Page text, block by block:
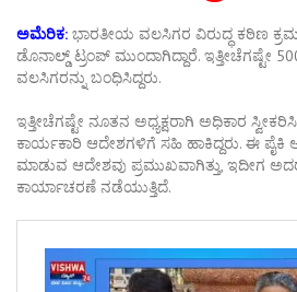
ಅಮೆರಿಕ: ಭಾರತೀಯ ವಲಸಿಗರ ವಿರುದ್ಧ ಕಠಿಣ
ಡೊನಾಲ್ಡ್​ ಟ್ರಂಪ್ ಮುಂದಾಗಿದ್ದಾರೆ. ಇತ್ತೀಚೆಗಷ್ಟೇ
ವಲಸಿಗರನ್ನು ಬಂಧಿಸಿದ್ದರು.
ಇತ್ತೀಚೆಗಷ್ಟೇ ನೂತನ ಅಧ್ಯಕ್ಷರಾಗಿ ಅಧಿಕಾರ
ಕಾರ್ಯಕಾರಿ ಆದೇಶಗಳಿಗೆ ಸಹಿ ಹಾಕಿದ್ದರು. ಈ ಪೈಕಿ
ಮಾಡುವ ಆದೇಶವು ಪ್ರಮುಖವಾಗಿತ್ತು, ಇದೀಗ
ಕಾರ್ಯಾಚರಣೆ ನಡೆಯುತ್ತಿದೆ.